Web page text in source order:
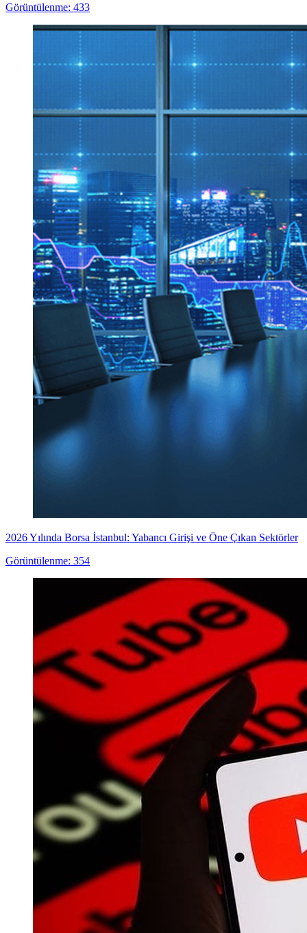
Görüntülenme: 433
2026 Yılında Borsa İstanbul: Yabancı Girişi ve Öne Çıkan Sektörler
Görüntülenme: 354